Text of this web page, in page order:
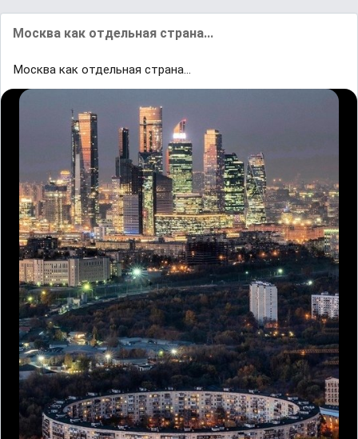
Μocквa как отдельная страна...
Μocквa как отдельная страна...